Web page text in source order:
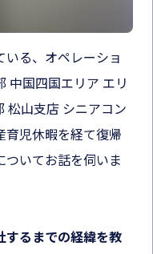
いる、オペレーショ
中国四国エリア エリ
松山支店 シニアコン
育児休暇を経て復帰
ついてお話を伺いま
するまでの経緯を教